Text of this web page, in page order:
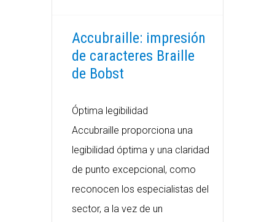
Accubraille: impresión
de caracteres Braille
de Bobst
Óptima legibilidad
Accubraille proporciona una
legibilidad óptima y una claridad
de punto excepcional, como
reconocen los especialistas del
sector, a la vez de un